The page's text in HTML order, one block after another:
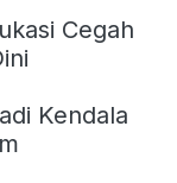
Cegah
Kendala